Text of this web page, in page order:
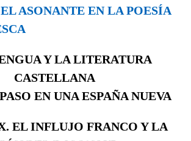
EL ASONANTE EN LA POESÍA
Y LA LITERATURA
CASTELLANA
EN UNA ESPAÑA NUEVA
EL INFLUJO FRANCO Y LA